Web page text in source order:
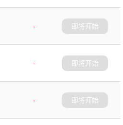
-
即将开始
-
即将开始
-
即将开始